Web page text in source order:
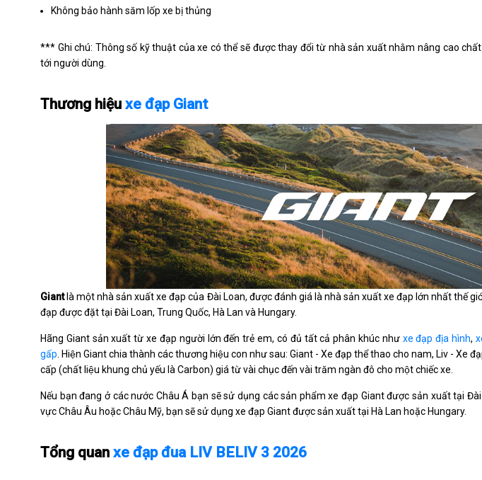
Không bảo hành săm lốp xe bị thủng
*** Ghi chú: Thông số kỹ thuật của xe có thể sẽ được thay đổi từ nhà sản xuất nhằm nâng cao
tới người dùng.
Thương hiệu xe đạp Giant
Giant là một nhà sản xuất xe đạp của Đài Loan, được đánh giá là nhà sản xuất xe đạp lớn nhất thế
đạp được đặt tại Đài Loan, Trung Quốc, Hà Lan và Hungary.
Hãng Giant sản xuất từ xe đạp người lớn đến trẻ em, có đủ tất cả phân khúc như xe đạp địa hình,
gấp. Hiện Giant chia thành các thương hiệu con như sau: Giant - Xe đạp thể thao cho nam, Liv - Xe
cấp (chất liệu khung chủ yếu là Carbon) giá từ vài chục đến vài trăm ngàn đô cho một chiếc xe.
Nếu bạn đang ở các nước Châu Á bạn sẽ sử dụng các sản phẩm xe đạp Giant được sản xuất tại
vực Châu Âu hoặc Châu Mỹ, bạn sẽ sử dụng xe đạp Giant được sản xuất tại Hà Lan hoặc Hungary.
Tổng quan xe đạp đua LIV BELIV 3 2026